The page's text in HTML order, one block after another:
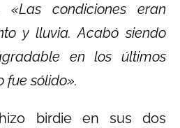
«Las condiciones eran
y lluvia. Acabó siendo
en los últimos
fue sólido».
birdie en sus dos